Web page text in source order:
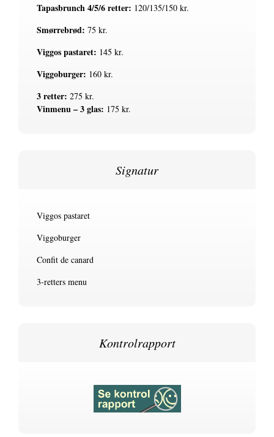
Tapasbrunch 4/5/6 retter: 120/135/150 kr.
Smørrebrød: 75 kr.
Viggos pastaret: 145 kr.
Viggoburger: 160 kr.
3 retter: 275 kr.
Vinmenu – 3 glas: 175 kr.
Signatur
Viggos pastaret
Viggoburger
Confit de canard
3-retters menu
Kontrolrapport